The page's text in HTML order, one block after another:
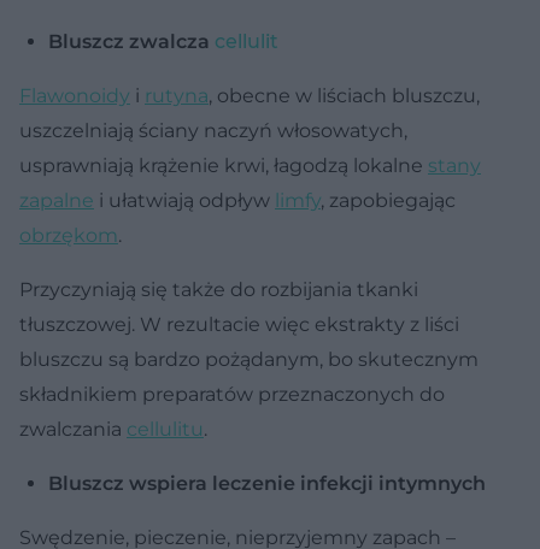
Bluszcz zwalcza cellulit
Flawonoidy i rutyna, obecne w liściach bluszczu,
uszczelniają ściany naczyń włosowatych,
usprawniają krążenie krwi, łagodzą lokalne stany
zapalne i ułatwiają odpływ limfy, zapobiegając
obrzękom.
Przyczyniają się także do rozbijania tkanki
tłuszczowej. W rezultacie więc ekstrakty z liści
bluszczu są bardzo pożądanym, bo skutecznym
składnikiem preparatów przeznaczonych do
zwalczania cellulitu.
Bluszcz wspiera leczenie infekcji intymnych
Swędzenie, pieczenie, nieprzyjemny zapach –